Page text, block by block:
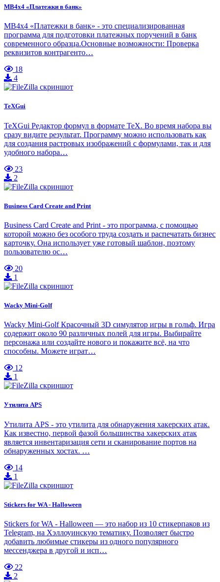
MB4x4 «Платежки в банк»
MB4x4 «Платежки в банк» - это специализированная
программа для подготовки платежных поручений в банк
современного образца.Основные возможности: Проверка
реквизитов контрагенто…
18
4
TeXGui
TeXGui Редактор формул в формате TeX. Во время набора вы
сразу видите результат. Программу можно использовать как
для создания растровых изображений с формулами, так и для
удобного набора…
23
2
Business Card Create and Print
Business Card Create and Print - это программа, с помощью
которой можно без особого труда создать и распечатать бизнес
карточку. Она использует уже готовый шаблон, поэтому
пользователю ос…
20
1
Wacky Mini-Golf
Wacky Mini-Golf Красочный 3D симулятор игры в гольф. Игра
содержит около 90 различных полей для игры. Выбирайте
персонажа или создайте нового и покажите всё, на что
способны. Можете играт…
12
1
Утилита APS
Утилита APS - это утилита для обнаружения хакерских атак.
Как известно, первой фазой большинства хакерских атак
является инвентаризация сети и сканирование портов на
обнаруженных хостах. …
14
1
Stickers for WA - Halloween
Stickers for WA - Halloween — это набор из 10 стикерпаков из
Telegram, на Хэллоуинскую тематику. Позволяет быстро
добавить любимые стикеры из одного популярного
мессенджера в другой и исп…
22
2